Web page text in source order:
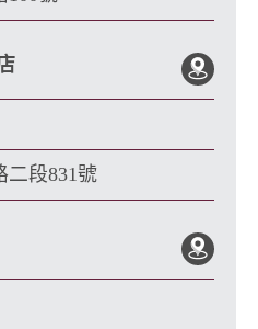
二段831號